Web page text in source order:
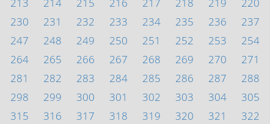
230 231 232 233 234 235 236 237
247 248 249 250 251 252 253 254
264 265 266 267 268 269 270 271
281 282 283 284 285 286 287 288
298 299 300 301 302 303 304 305
315 316 317 318 319 320 321 322